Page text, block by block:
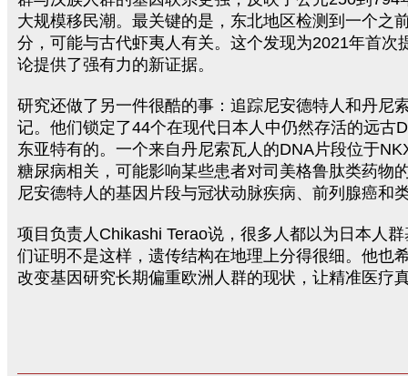
大规模移民潮。最关键的是，东北地区检测到一个之
分，可能与古代虾夷人有关。这个发现为2021年首次
论提供了强有力的新证据。
研究还做了另一件很酷的事：追踪尼安德特人和丹尼
记。他们锁定了44个在现代日本人中仍然存活的远古
东亚特有的。一个来自丹尼索瓦人的DNA片段位于
糖尿病相关，可能影响某些患者对司美格鲁肽类药物
尼安德特人的基因片段与冠状动脉疾病、前列腺癌和
项目负责人Chikashi Terao说，很多人都以为日本人
们证明不是这样，遗传结构在地理上分得很细。他也
改变基因研究长期偏重欧洲人群的现状，让精准医疗